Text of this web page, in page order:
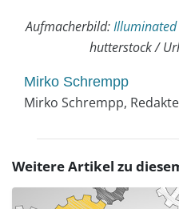
Aufmacherbild:Illuminated
hutterstock /
Mirko Schrempp
Mirko Schrempp,
Weitere Artikel zu